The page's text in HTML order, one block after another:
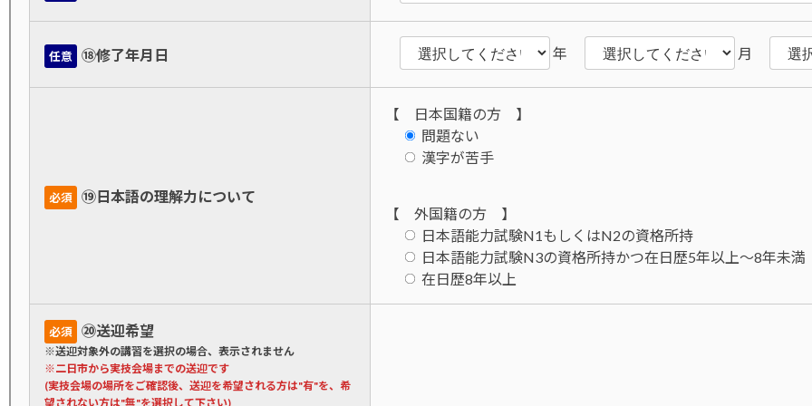
任意 ⑱修了年月日 年 月
必須 ⑲日本語の理解力について
【 日本国籍の方 】
問題ない
漢字が苦手
【 外国籍の方 】
日本語能力試験N1もしくはN2の資格所持
日本語能力試験N3の資格所持かつ在日歴5年以上～8年未満
在日歴8年以上
必須 ⑳送迎希望
※送迎対象外の講習を選択の場合、表示されません
※二日市から実技会場までの送迎です
(実技会場の場所をご確認後、送迎を希望される方は"有"を、希
望されない方は"無"を選択して下さい)